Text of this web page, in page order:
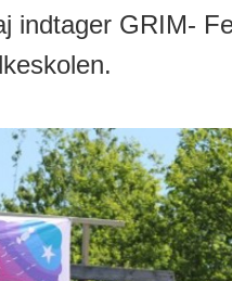
indtager GRIM-